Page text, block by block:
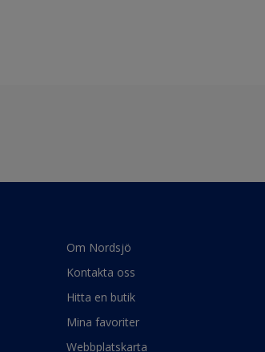
Om Nordsjö
Kontakta oss
Hitta en butik
Mina favoriter
Webbplatskarta